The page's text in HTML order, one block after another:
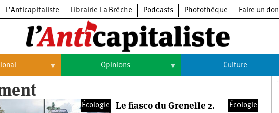
L’Anticapitaliste Librairie La Brèche Podcasts Photothèque Faire un don
Opinions
Histoire
Culture
Arts
Écologie Écologie
Le fiasco du Grenelle 2.